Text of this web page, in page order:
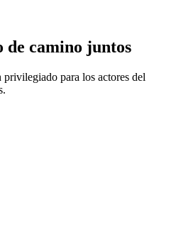
de camino juntos
para los actores del